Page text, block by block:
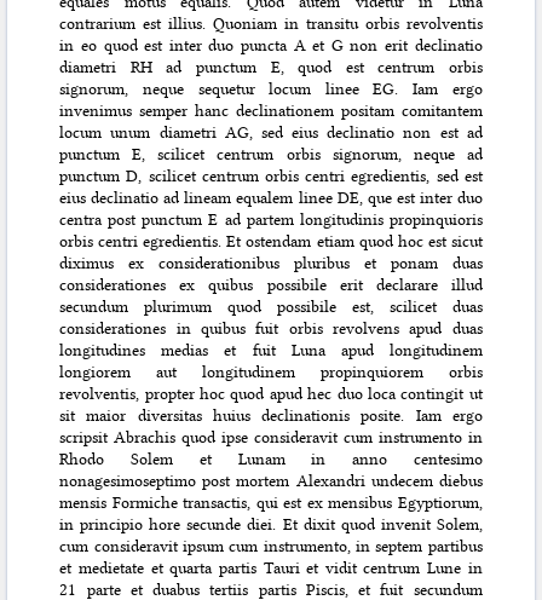
contrarium est illius. Quoniam in transitu orbis revolventis
in eo quod est inter duo puncta A et G non erit declinatio
diametri RH ad punctum E, quod est centrum orbis
signorum, neque sequetur locum linee EG. Iam ergo
invenimus semper hanc declinationem positam comitantem
locum unum diametri AG, sed eius declinatio non est ad
punctum E, scilicet centrum orbis signorum, neque ad
punctum D, scilicet centrum orbis centri egredientis, sed est
eius declinatio ad lineam equalem linee DE, que est inter duo
centra post punctum E ad partem longitudinis propinquioris
orbis centri egredientis. Et ostendam etiam quod hoc est sicut
diximus ex considerationibus pluribus et ponam duas
considerationes ex quibus possibile erit declarare illud
secundum plurimum quod possibile est, scilicet duas
considerationes in quibus fuit orbis revolvens apud duas
longitudines medias et fuit Luna apud longitudinem
longiorem aut longitudinem propinquiorem orbis
revolventis, propter hoc quod apud hec duo loca contingit ut
sit maior diversitas huius declinationis posite. Iam ergo
scripsit Abrachis quod ipse consideravit cum instrumento in
Rhodo Solem et Lunam in anno centesimo
nonagesimoseptimo post mortem Alexandri undecem diebus
mensis Formiche transactis, qui est ex mensibus Egyptiorum,
in principio hore secunde diei. Et dixit quod invenit Solem,
cum consideravit ipsum cum instrumento, in septem partibus
et medietate et quarta partis Tauri et vidit centrum Lune in
21 parte et duabus tertiis partis Piscis, et fuit secundum